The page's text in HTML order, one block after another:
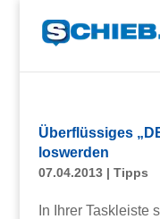
Überflüssiges
loswerden
07.04.2013| Tipps
In Ihrer Taskleiste